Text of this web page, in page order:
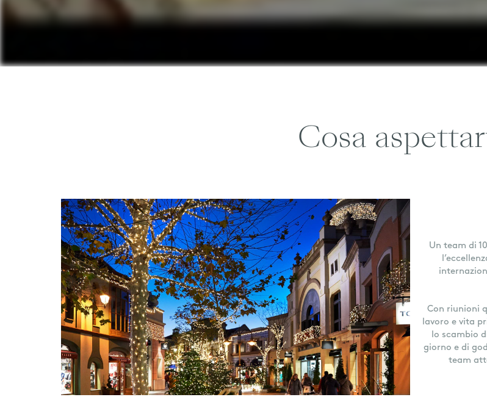
Cosa
Un team di
Con riunioni
lavoro e vita
lo scambio
giorno e di
team